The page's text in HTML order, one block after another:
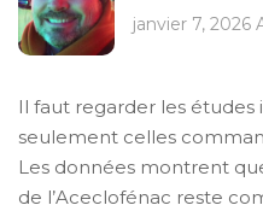
janvier 7, 2026
Il faut regarder les études
seulement celles
Les données montrent
de l’Aceclofénac reste